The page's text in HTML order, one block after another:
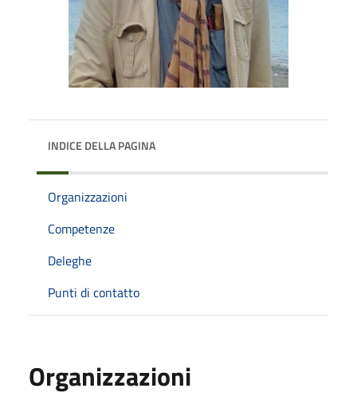
INDICE DELLA PAGINA
Organizzazioni
Competenze
Deleghe
Punti di contatto
Organizzazioni